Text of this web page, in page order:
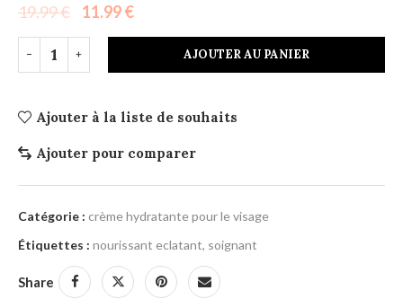
19.99€ 11.99€
AJOUTER AU PANIER
Ajouter à la liste de souhaits
Ajouter pour comparer
Catégorie : crème hydratante pour le visage
Étiquettes : nourissant eclatant, soignant
Share